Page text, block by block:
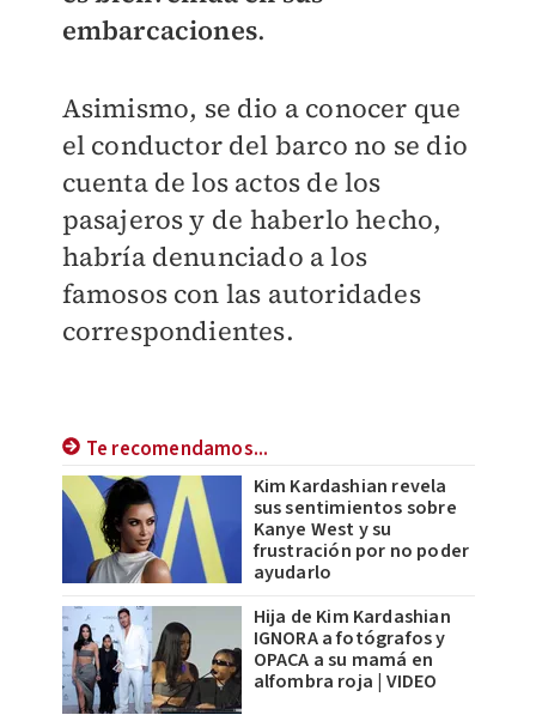
embarcaciones.
Asimismo, se dio a conocer que
el conductor del barco no se dio
cuenta de los actos de los
pasajeros y de haberlo hecho,
habría denunciado a los
famosos con las autoridades
correspondientes.
Te recomendamos...
Kim Kardashian revela
sus sentimientos sobre
Kanye West y su
frustración por no poder
ayudarlo
Hija de Kim Kardashian
IGNORA a fotógrafos y
OPACA a su mamá en
alfombra roja | VIDEO